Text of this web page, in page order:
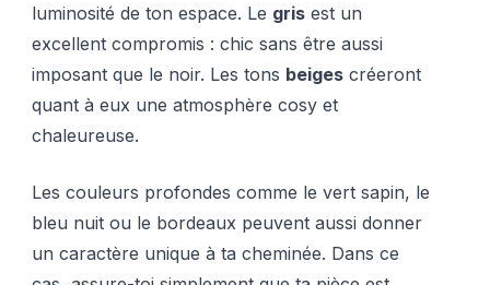
luminosité de ton espace. Le gris est un
excellent compromis : chic sans être aussi
imposant que le noir. Les tons beiges créeront
quant à eux une atmosphère cosy et
chaleureuse.
Les couleurs profondes comme le vert sapin, le
bleu nuit ou le bordeaux peuvent aussi donner
un caractère unique à ta cheminée. Dans ce